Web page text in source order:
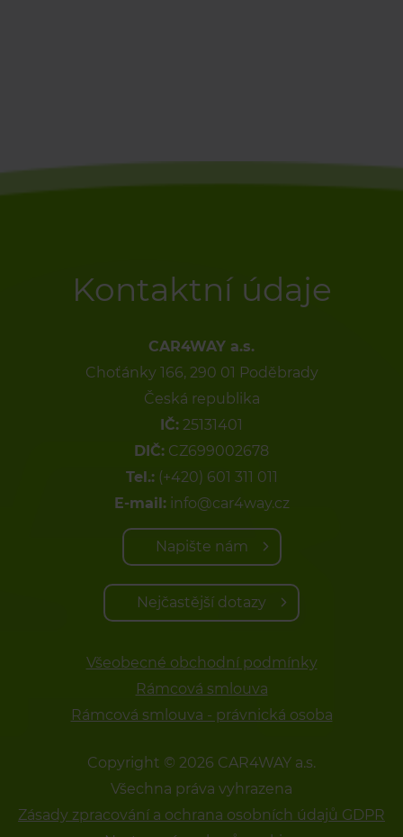
Kontaktní údaje
CAR4WAY a.s.
Choťánky 166, 290 01 Poděbrady
Česká republika
IČ: 25131401
DIČ: CZ699002678
Tel.: (+420) 601 311 011
E-mail: info@car4way.cz
Napište nám
Nejčastější dotazy
Všeobecné obchodní podmínky
Rámcová smlouva
Rámcová smlouva - právnická osoba
Copyright © 2026 CAR4WAY a.s.
Všechna práva vyhrazena
Zásady zpracování a ochrana osobních údajů GDPR